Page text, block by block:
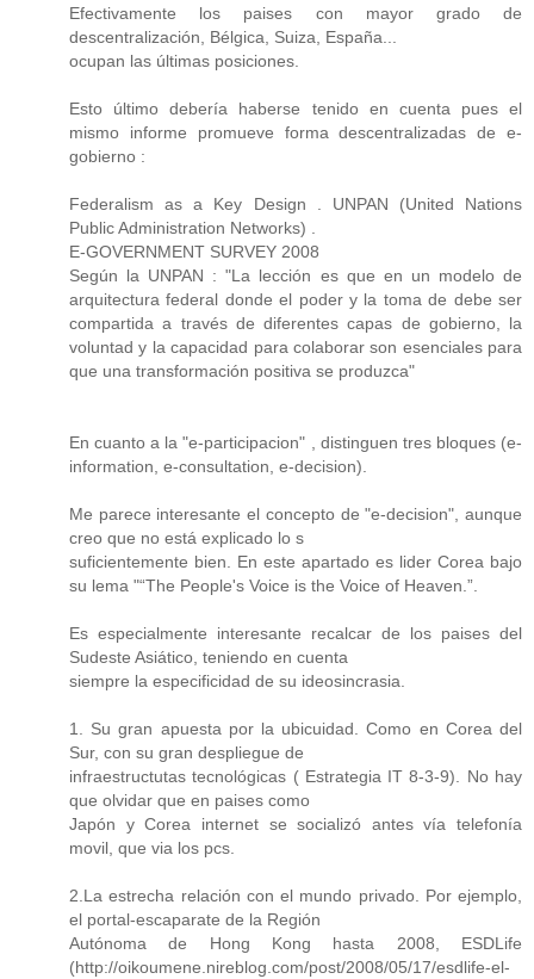
Efectivamente los paises con mayor grado de
descentralización, Bélgica, Suiza, España...
ocupan las últimas posiciones.
Esto último debería haberse tenido en cuenta pues el
mismo informe promueve forma descentralizadas de e-
gobierno :
Federalism as a Key Design . UNPAN (United Nations
Public Administration Networks) .
E-GOVERNMENT SURVEY 2008
Según la UNPAN : "La lección es que en un modelo de
arquitectura federal donde el poder y la toma de debe ser
compartida a través de diferentes capas de gobierno, la
voluntad y la capacidad para colaborar son esenciales para
que una transformación positiva se produzca"
En cuanto a la "e-participacion" , distinguen tres bloques (e-
information, e-consultation, e-decision).
Me parece interesante el concepto de "e-decision", aunque
creo que no está explicado lo s
suficientemente bien. En este apartado es lider Corea bajo
su lema "“The People's Voice is the Voice of Heaven.”.
Es especialmente interesante recalcar de los paises del
Sudeste Asiático, teniendo en cuenta
siempre la especificidad de su ideosincrasia.
1. Su gran apuesta por la ubicuidad. Como en Corea del
Sur, con su gran despliegue de
infraestructutas tecnológicas ( Estrategia IT 8-3-9). No hay
que olvidar que en paises como
Japón y Corea internet se socializó antes vía telefonía
movil, que via los pcs.
2.La estrecha relación con el mundo privado. Por ejemplo,
el portal-escaparate de la Región
Autónoma de Hong Kong hasta 2008, ESDLife
(http://oikoumene.nireblog.com/post/2008/05/17/esdlife-el-